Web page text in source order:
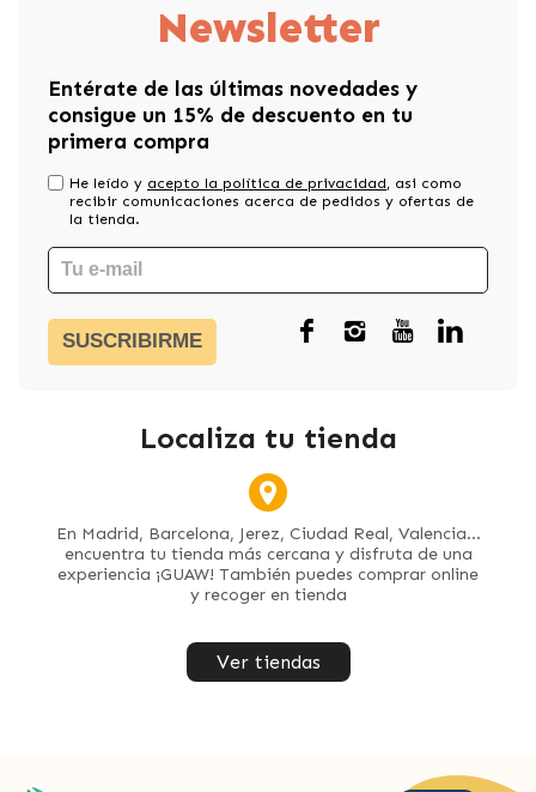
Newsletter
Entérate de las últimas novedades y
consigue un 15% de descuento en tu
primera compra
He leído y acepto la política de privacidad, asi como
recibir comunicaciones acerca de pedidos y ofertas de
la tienda.
SUSCRIBIRME
Localiza tu tienda
En Madrid, Barcelona, Jerez, Ciudad Real, Valencia...
encuentra tu tienda más cercana y disfruta de una
experiencia ¡GUAW! También puedes comprar online
y recoger en tienda
Ver tiendas